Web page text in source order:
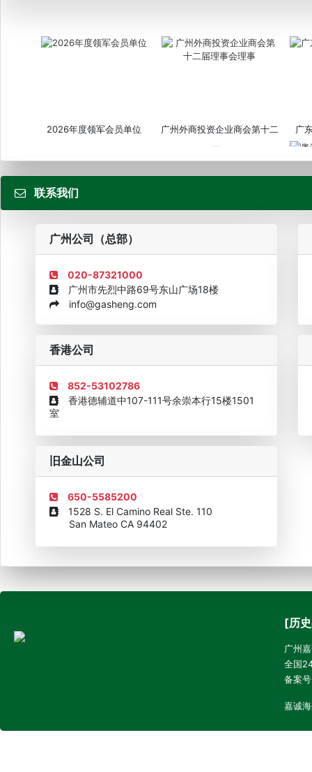
2026年度领军会员单位
广州外商投资企业商会第十二
届...
广
企业诚信AAAAA奖牌2015 欧美澳最具价值品牌移民机构
联系我们
广州公司（总部）
020-87321000
广州市先烈中路69号东山广场18楼
info@gasheng.com
香港公司
852-53102786
香港德辅道中107-111号余崇本行15楼1501
室
旧金山公司
650-5585200
1528 S. El Camino Real Ste. 110
San Mateo CA 94402
[历
广州
全国
备案
嘉诚